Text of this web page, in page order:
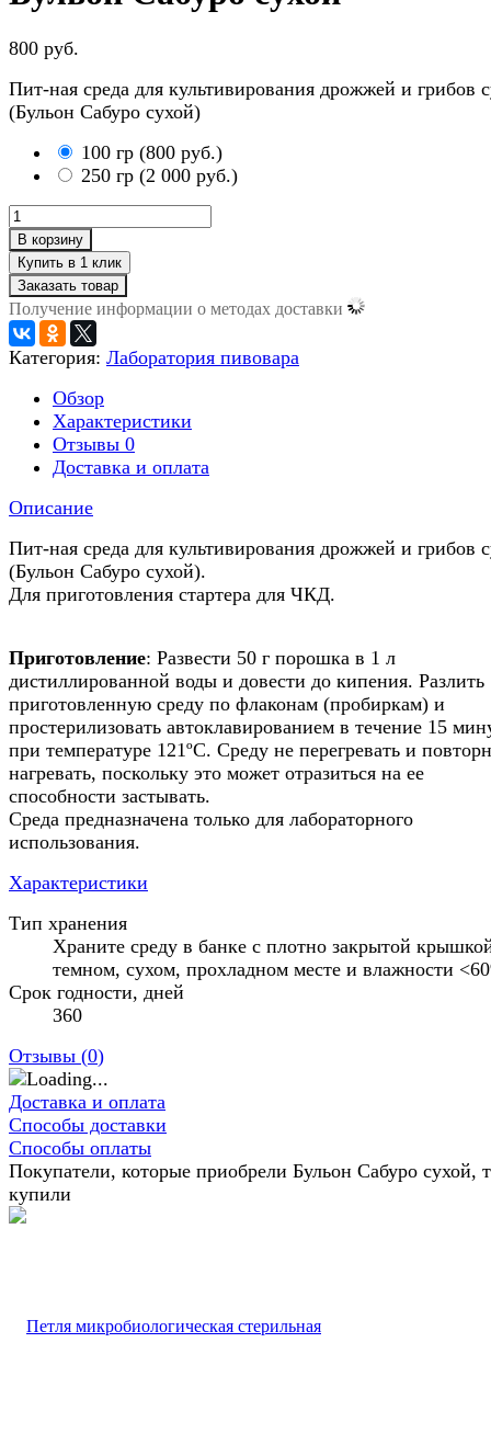
800 руб.
Пит-ная среда для культивирования дрожжей и грибов
(Бульон Сабуро сухой)
100 гр (800 руб.)
250 гр (2 000 руб.)
В корзину
Заказать товар
Получение информации о методах доставки
Категория: Лаборатория пивовара
Обзор
Характеристики
Отзывы 0
Доставка и оплата
Описание
Пит-ная среда для культивирования дрожжей и грибов
(Бульон Сабуро сухой).
Для приготовления стартера для ЧКД.
Приготовление: Развести 50 г порошка в 1 л
дистиллированной воды и довести до кипения. Разлить
приготовленную среду по флаконам (пробиркам) и
простерилизовать автоклавированием в течение 15
при температуре 121ºС. Среду не перегревать и
нагревать, поскольку это может отразиться на ее
способности застывать.
Среда предназначена только для лабораторного
использования.
Характеристики
Тип хранения
Храните среду в банке с плотно закрытой
темном, сухом, прохладном месте и влажности
Срок годности, дней
360
Отзывы (0)
Доставка и оплата
Способы доставки
Способы оплаты
Покупатели, которые приобрели Бульон Сабуро сухой,
купили